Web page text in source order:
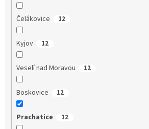
Čelákovice 12
Kyjov 12
Veselí nad Moravou 12
Boskovice 12
Prachatice 12